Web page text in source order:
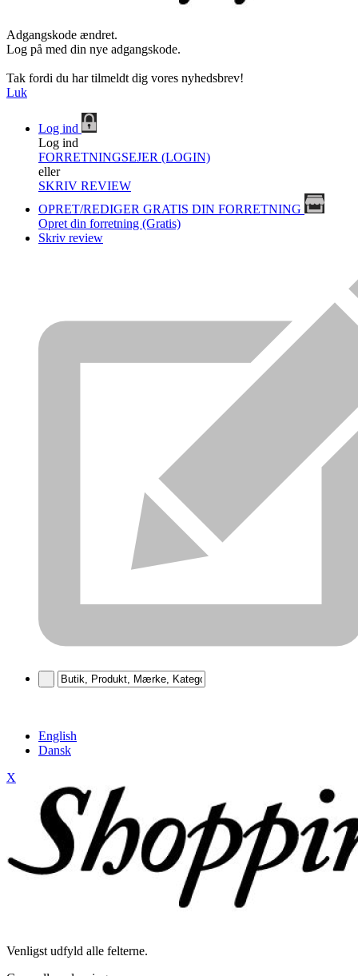
Adgangskode ændret.
Log på med din nye adgangskode.
Tak fordi du har tilmeldt dig vores nyhedsbrev!
Luk
Log ind
Log ind
FORRETNINGSEJER (LOGIN)
eller
SKRIV REVIEW
OPRET/REDIGER GRATIS DIN FORRETNING
Opret din forretning (Gratis)
Skriv review
English
Dansk
X
Venligst udfyld alle felterne.